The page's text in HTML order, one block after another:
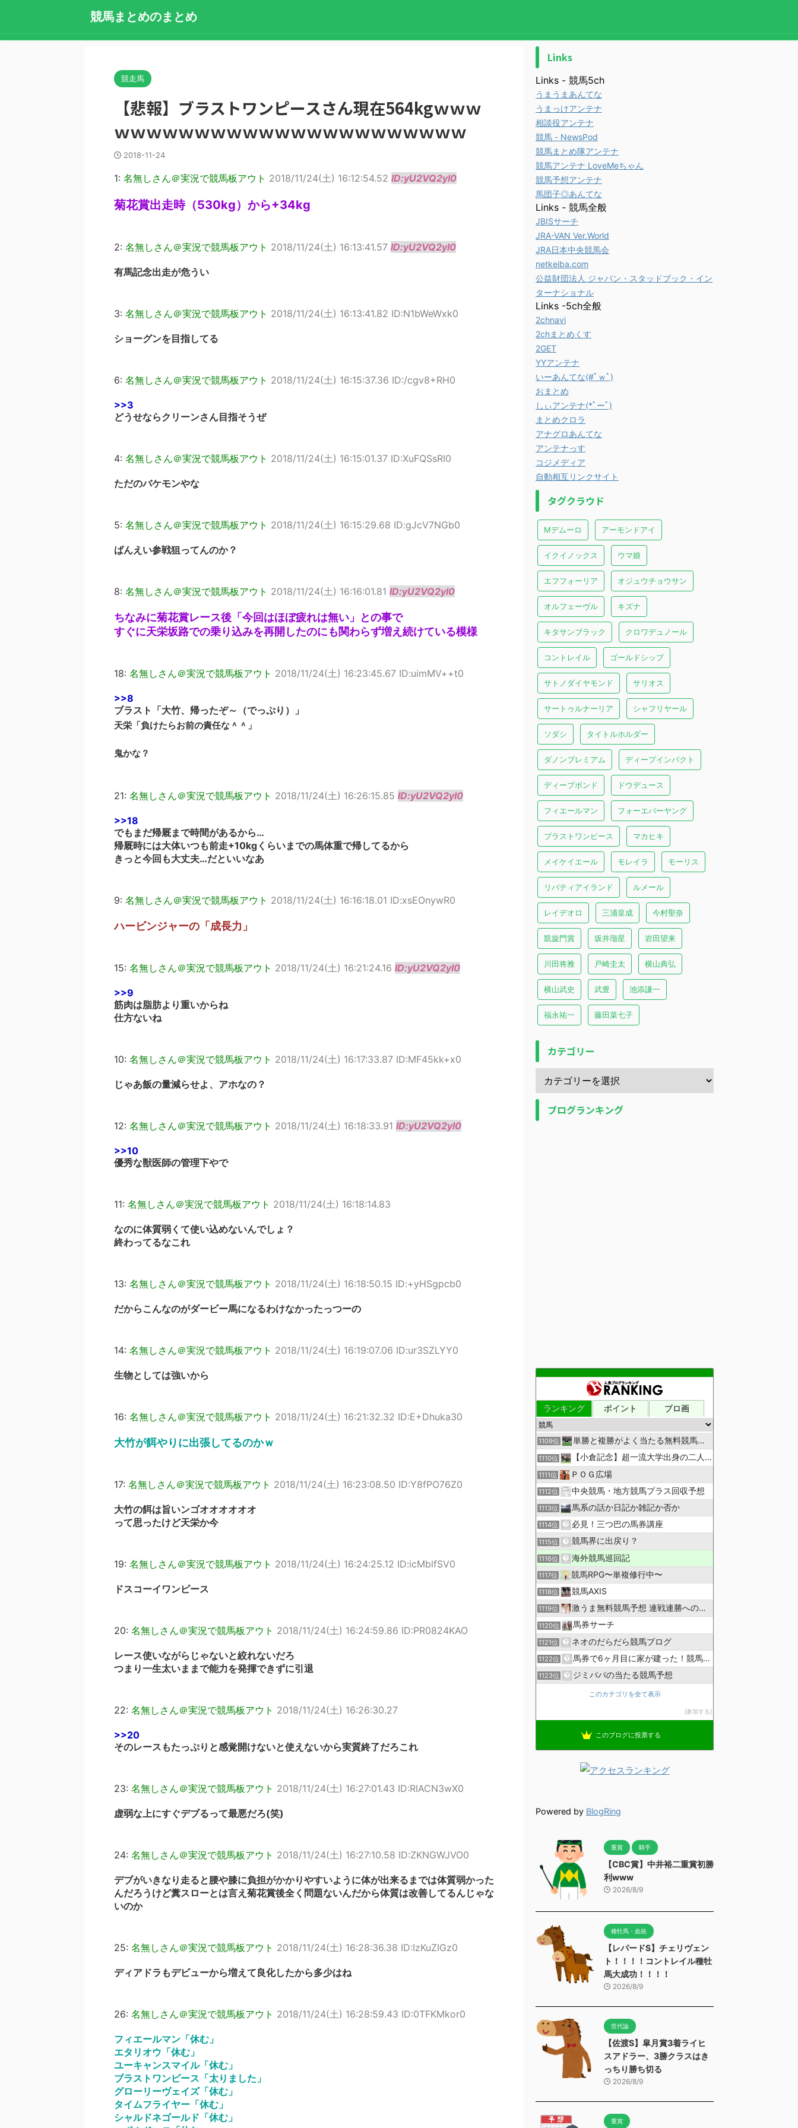
競馬まとめのまとめ
競走馬
【悲報】ブラストワンピースさん現在564kgｗｗｗ
ｗｗｗｗｗｗｗｗｗｗｗｗｗｗｗｗｗｗｗｗｗｗ
2018-11-24
1: 名無しさん＠実況で競馬板アウト 2018/11/24(土) 16:12:54.52 ID:yU2VQ2yI0
菊花賞出走時（530kg）から+34kg
2: 名無しさん＠実況で競馬板アウト 2018/11/24(土) 16:13:41.57 ID:yU2VQ2yI0
有馬記念出走が危うい
3: 名無しさん＠実況で競馬板アウト 2018/11/24(土) 16:13:41.82 ID:N1bWeWxk0
ショーグンを目指してる
6: 名無しさん＠実況で競馬板アウト 2018/11/24(土) 16:15:37.36 ID:/cgv8+RH0
>>3
どうせならクリーンさん目指そうぜ
4: 名無しさん＠実況で競馬板アウト 2018/11/24(土) 16:15:01.37 ID:XuFQSsRI0
ただのバケモンやな
5: 名無しさん＠実況で競馬板アウト 2018/11/24(土) 16:15:29.68 ID:gJcV7NGb0
ばんえい参戦狙ってんのか？
8: 名無しさん＠実況で競馬板アウト 2018/11/24(土) 16:16:01.81 ID:yU2VQ2yI0
ちなみに菊花賞レース後「今回はほぼ疲れは無い」との事で
すぐに天栄坂路での乗り込みを再開したのにも関わらず増え続けている模様
18: 名無しさん＠実況で競馬板アウト 2018/11/24(土) 16:23:45.67 ID:uimMV++t0
>>8
ブラスト「大竹、帰ったぞ～（でっぷり）」
天栄「負けたらお前の責任な＾＾」
鬼かな？
21: 名無しさん＠実況で競馬板アウト 2018/11/24(土) 16:26:15.85 ID:yU2VQ2yI0
>>18
でもまだ帰厩まで時間があるから…
帰厩時には大体いつも前走+10kgくらいまでの馬体重で帰してるから
きっと今回も大丈夫…だといいなあ
9: 名無しさん＠実況で競馬板アウト 2018/11/24(土) 16:16:18.01 ID:xsEOnywR0
ハービンジャーの「成長力」
15: 名無しさん＠実況で競馬板アウト 2018/11/24(土) 16:21:24.16 ID:yU2VQ2yI0
>>9
筋肉は脂肪より重いからね
仕方ないね
10: 名無しさん＠実況で競馬板アウト 2018/11/24(土) 16:17:33.87 ID:MF45kk+x0
じゃあ飯の量減らせよ、アホなの？
12: 名無しさん＠実況で競馬板アウト 2018/11/24(土) 16:18:33.91 ID:yU2VQ2yI0
>>10
優秀な獣医師の管理下やで
11: 名無しさん＠実況で競馬板アウト 2018/11/24(土) 16:18:14.83
なのに体質弱くて使い込めないんでしょ？
終わってるなこれ
13: 名無しさん＠実況で競馬板アウト 2018/11/24(土) 16:18:50.15 ID:+yHSgpcb0
だからこんなのがダービー馬になるわけなかったっつーの
14: 名無しさん＠実況で競馬板アウト 2018/11/24(土) 16:19:07.06 ID:ur3SZLYY0
生物としては強いから
16: 名無しさん＠実況で競馬板アウト 2018/11/24(土) 16:21:32.32 ID:E+Dhuka30
大竹が餌やりに出張してるのかｗ
17: 名無しさん＠実況で競馬板アウト 2018/11/24(土) 16:23:08.50 ID:Y8fPO76Z0
大竹の餌は旨いンゴオオオオオオ
って思ったけど天栄か今
19: 名無しさん＠実況で競馬板アウト 2018/11/24(土) 16:24:25.12 ID:icMblfSV0
ドスコーイワンピース
20: 名無しさん＠実況で競馬板アウト 2018/11/24(土) 16:24:59.86 ID:PR0824KAO
レース使いながらじゃないと絞れないだろ
つまり一生太いままで能力を発揮できずに引退
22: 名無しさん＠実況で競馬板アウト 2018/11/24(土) 16:26:30.27
>>20
そのレースもたっぷりと感覚開けないと使えないから実質終了だろこれ
23: 名無しさん＠実況で競馬板アウト 2018/11/24(土) 16:27:01.43 ID:RIACN3wX0
虚弱な上にすぐデブるって最悪だろ(笑)
24: 名無しさん＠実況で競馬板アウト 2018/11/24(土) 16:27:10.58 ID:ZKNGWJVO0
デブがいきなり走ると腰や膝に負担がかかりやすいように体が出来るまでは体質弱かった
んだろうけど糞スローとは言え菊花賞後全く問題ないんだから体質は改善してるんじゃな
いのか
25: 名無しさん＠実況で競馬板アウト 2018/11/24(土) 16:28:36.38 ID:IzKuZIGz0
ディアドラもデビューから増えて良化したから多少はね
26: 名無しさん＠実況で競馬板アウト 2018/11/24(土) 16:28:59.43 ID:0TFKMkor0
フィエールマン「休む」
エタリオウ「休む」
ユーキャンスマイル「休む」
ブラストワンピース「太りました」
グローリーヴェイズ「休む」
タイムフライヤー「休む」
シャルドネゴールド「休む」
Links
Links - 競馬5ch
うまうまあんてな
うまっけアンテナ
相談役アンテナ
競馬 - NewsPod
競馬まとめ隊アンテナ
競馬アンテナ LoveMeちゃん
競馬予想アンテナ
馬団子◎あんてな
Links - 競馬全般
JBISサーチ
JRA-VAN Ver.World
JRA日本中央競馬会
netkeiba.com
公益財団法人 ジャパン・スタッドブック・イン
ターナショナル
Links -5ch全般
2chnavi
2chまとめくす
2GET
YYアンテナ
いーあんてな(#ﾟｗﾟ)
おまとめ
しぃアンテナ(*ﾟーﾟ)
まとめクロラ
アナグロあんてな
アンテナっす
コジメディア
自動相互リンクサイト
タグクラウド
Mデムーロ アーモンドアイ
イクイノックス ウマ娘
エフフォーリア オジュウチョウサン
オルフェーヴル キズナ
キタサンブラック クロワデュノール
コントレイル ゴールドシップ
サトノダイヤモンド サリオス
サートゥルナーリア シャフリヤール
ソダシ タイトルホルダー
ダノンプレミアム ディープインパクト
ディープボンド ドウデュース
フィエールマン フォーエバーヤング
ブラストワンピース マカヒキ
メイケイエール モレイラ モーリス
リバティアイランド ルメール
レイデオロ 三浦皇成 今村聖奈
凱旋門賞 坂井瑠星 岩田望来
川田将雅 戸崎圭太 横山典弘
横山武史 武豊 池添謙一
福永祐一 藤田菜七子
カテゴリー
ブログランキング
ランキング ポイント ブロ画
1109位 単勝と複勝がよく当たる無料競馬予想ブログ
1110位 【小倉記念】超一流大学出身の二人で理論競馬
1111位 ＰＯＧ広場
1112位 中央競馬・地方競馬プラス回収予想
1113位 馬系の話か日記か雑記か否か
1114位 必見！三つ巴の馬券講座
1115位 競馬界に出戻り？
1116位 海外競馬巡回記
1117位 競馬RPG〜単複修行中〜
1118位 競馬AXIS
1119位 激うま無料競馬予想 連戦連勝への道！
1120位 馬券サーチ
1121位 ネオのだらだら競馬ブログ
1122位 馬券で6ヶ月目に家が建った！競馬関係者の極秘予想術！
1123位 ジミパパの当たる競馬予想
このカテゴリを全て表示
参加する
このブログに投票する
Powered by BlogRing
重賞 騎手
【CBC賞】中井裕二重賞初勝
利www
2026/8/9
種牡馬・血統
【レパードS】チェリヴェン
ト！！！！コントレイル種牡
馬大成功！！！！
2026/8/9
世代論
【佐渡S】皐月賞3着ライヒ
スアドラー、3勝クラスはき
っちり勝ち切る
2026/8/9
重賞